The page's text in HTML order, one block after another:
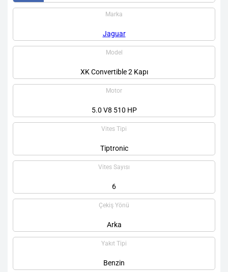
Marka
Jaguar
Model
XK Convertible 2 Kapı
Motor
5.0 V8 510 HP
Vites Tipi
Tiptronic
Vites Sayısı
6
Çekiş Yönü
Arka
Yakıt Tipi
Benzin